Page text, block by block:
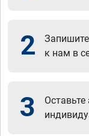
2
к нам в
3